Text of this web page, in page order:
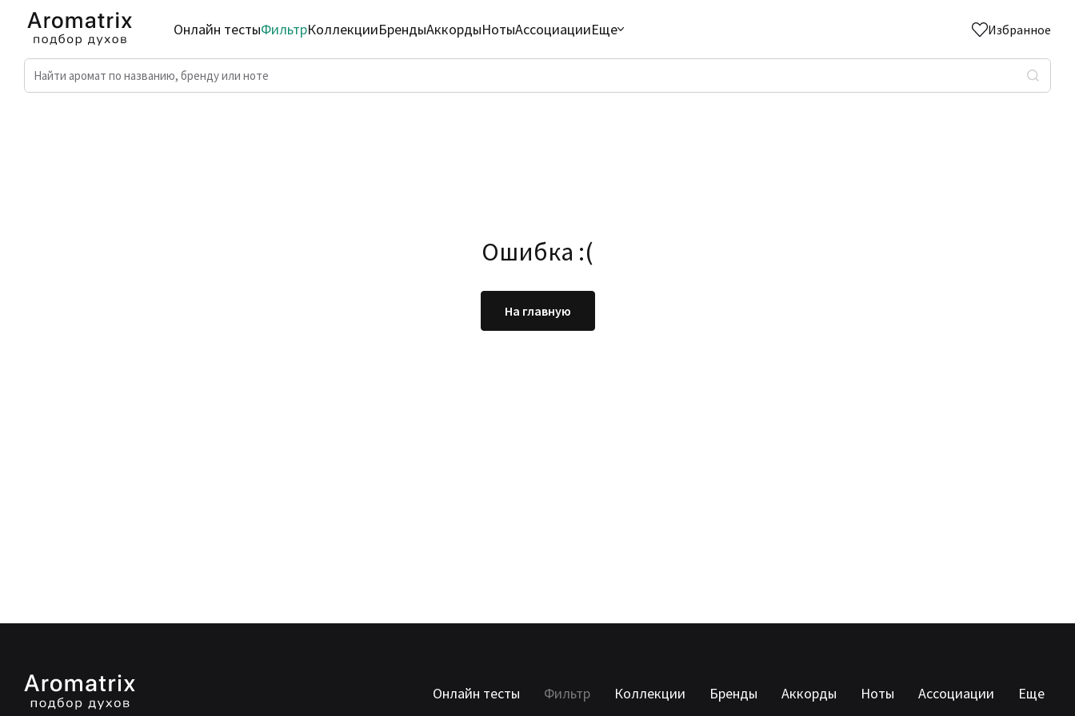
Онлайн тестыФильтрКоллекцииБрендыАккордыНотыАссоциацииЕще Избранное
Ошибка :(
На главную
Онлайн тесты Фильтр Коллекции Бренды Аккорды Ноты Ассоциации Еще